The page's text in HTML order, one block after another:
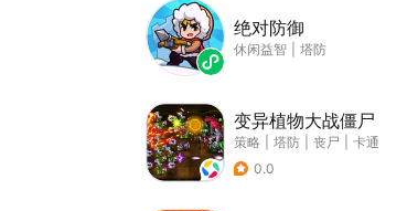
绝对防御
休闲益智 塔防
变异植物大战僵尸
策略 塔防 丧尸
卡通
0.0